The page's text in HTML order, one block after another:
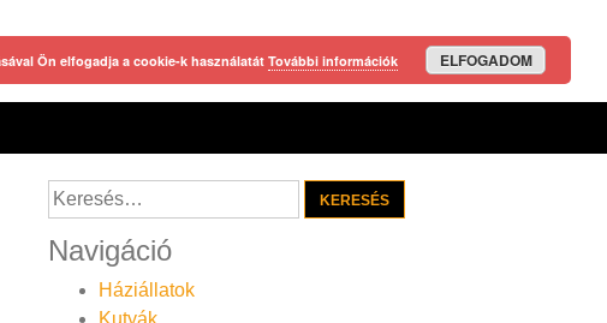
Keresés:
Navigáció
Háziállatok
Kutyák
Ön elfogadja a cookie-k használatátTovábbi információk ELFOGADOM